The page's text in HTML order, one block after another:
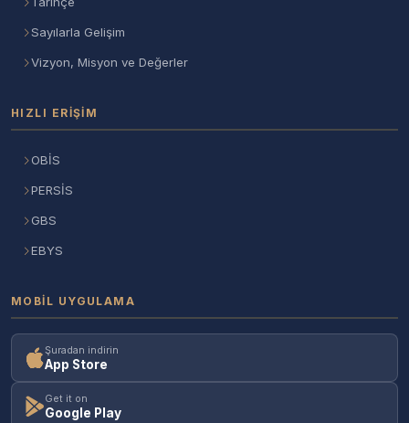
Sayılarla Gelişim
Vizyon, Misyon ve Değerler
HIZLI ERIŞIM
OBİS
PERSİS
GBS
EBYS
MOBIL UYGULAMA
Şuradan indirin
App Store
Get it on
Google Play